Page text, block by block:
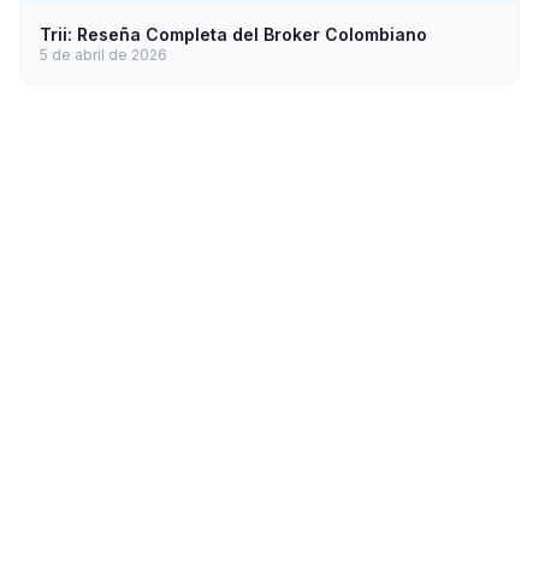
Trii: Reseña Completa del Broker Colombiano
5 de abril de 2026